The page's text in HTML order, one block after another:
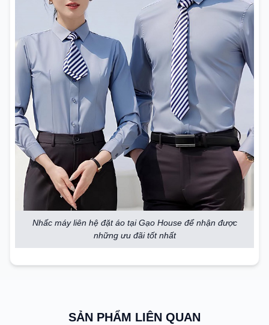
Nhấc máy liên hệ đặt áo tại Gạo House để nhận được
những ưu đãi tốt nhất
SẢN PHẨM LIÊN QUAN